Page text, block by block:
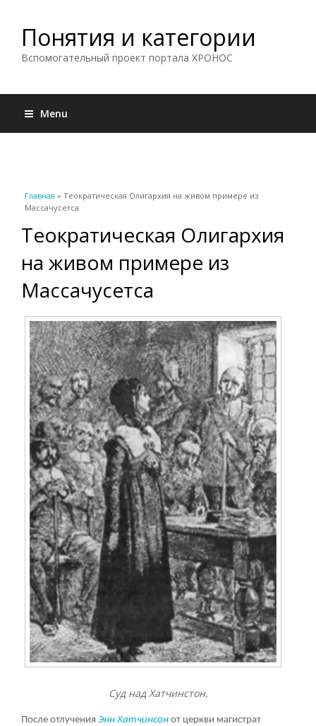
Понятия и категории
Вспомогательный проект портала ХРОНОС
Menu
Вы здесь
Главная » Теократическая Олигархия на живом примере из
Массачусетса
Теократическая Олигархия
на живом примере из
Массачусетса
Суд над Хатчинстон.
После отлучения Энн Хатчинсон от церкви магистрат